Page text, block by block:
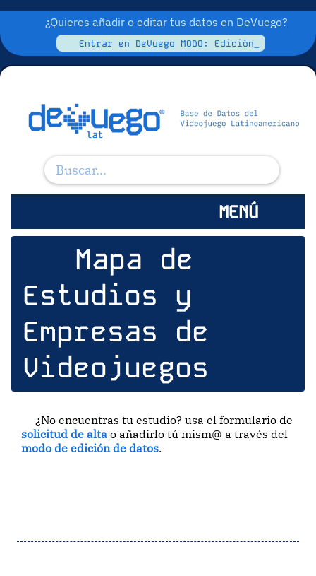
¿Quieres añadir o editar tus datos en DeVuego?
Entrar en DeVuego MODO: Edición_
MENÚ
Mapa de
Estudios y
Empresas de
Videojuegos
¿No encuentras tu estudio? usa el formulario de
solicitud de alta o añadirlo tú mism@ a través del
modo de edición de datos.